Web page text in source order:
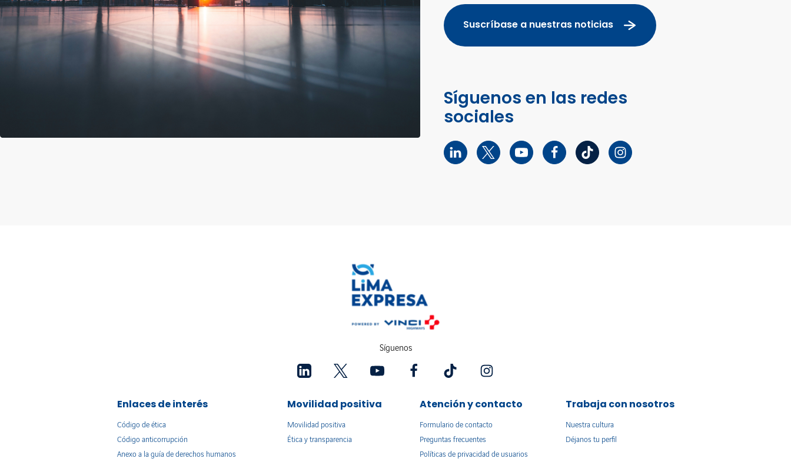
Suscríbase a nuestras noticias
Síguenos en las redes
sociales
Síguenos
Enlaces de interés
Código de ética
Código anticorrupción
Anexo a la guía de derechos humanos
Movilidad positiva
Movilidad positiva
Ética y transparencia
Atención y contacto
Formulario de contacto
Preguntas frecuentes
Políticas de privacidad de usuarios
Trabaja con nosotros
Nuestra cultura
Déjanos tu perfil